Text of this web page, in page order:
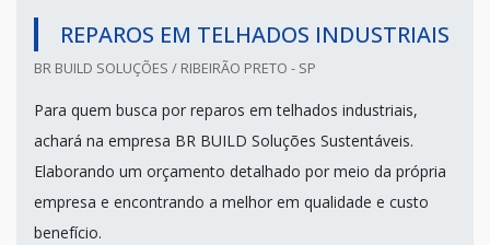
REPAROS EM TELHADOS INDUSTRIAIS
BR BUILD SOLUÇÕES / RIBEIRÃO PRETO - SP
Para quem busca por reparos em telhados industriais,
achará na empresa BR BUILD Soluções Sustentáveis.
Elaborando um orçamento detalhado por meio da própria
empresa e encontrando a melhor em qualidade e custo
benefício.